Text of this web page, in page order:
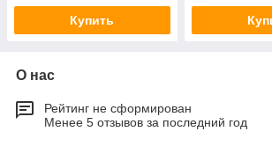
Купить
О нас
Рейтинг не сформирован
Менее 5 отзывов за последний год